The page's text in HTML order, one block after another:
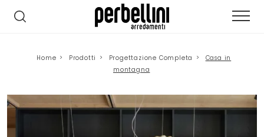
Home > Prodotti > Progettazione Completa >
Casa in
montagna